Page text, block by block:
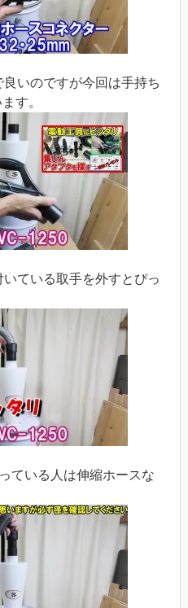
いのですが今回は手持ち
す。
ている取手を外すとぴっ
ている人は伸縮ホースな